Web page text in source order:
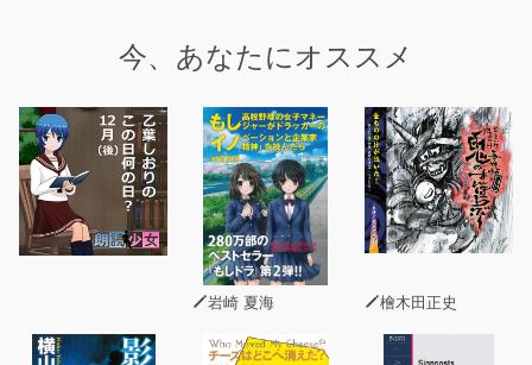
今、あなたにオススメ
岩崎 夏海 檜木田正史